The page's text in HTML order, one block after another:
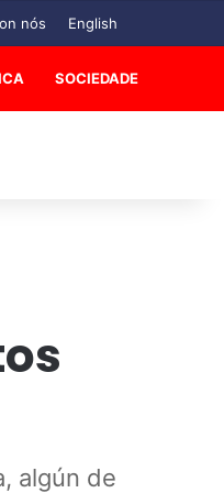
nós English
SOCIEDADE
algún de